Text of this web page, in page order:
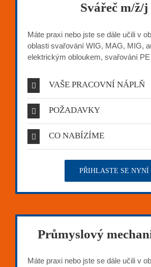
Svářeč m/ž/j
Máte praxi nebo jste se dále učili v
oblasti svařování WIG, MAG, MIG,
elektrickým obloukem, svařování PE
VAŠE PRACOVNÍ NÁPLŇ
POŽADAVKY
CO NABÍZÍME
PŘIHLASTE SE NYNÍ
Průmyslový
Máte praxi nebo jste se dále učili v